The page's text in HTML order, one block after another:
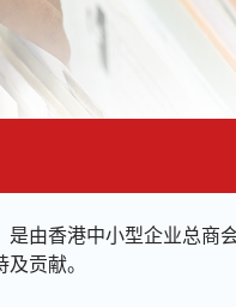
是由香港中小型企业总
贡献。